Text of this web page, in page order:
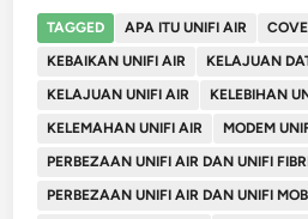
TAGGED APA ITU UNIFI AIR
KEBAIKAN UNIFI AIR
KELAJUAN
KELAJUAN UNIFI AIR
KELEBIHAN
KELEMAHAN UNIFI AIR
MODEM
PERBEZAAN UNIFI AIR DAN UNIFI
PERBEZAAN UNIFI AIR DAN UNIFI